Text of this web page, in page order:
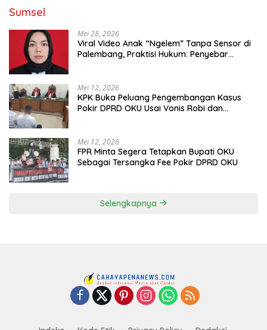
Sumsel
Mei 28, 2026
Viral Video Anak “Ngelem” Tanpa Sensor di
Palembang, Praktisi Hukum: Penyebar
Mei 12, 2026
KPK Buka Peluang Pengembangan Kasus
Pokir DPRD OKU Usai Vonis Robi dan
Mei 12, 2026
FPR Minta Segera Tetapkan Bupati OKU
Sebagai Tersangka Fee Pokir DPRD OKU
Selengkapnya